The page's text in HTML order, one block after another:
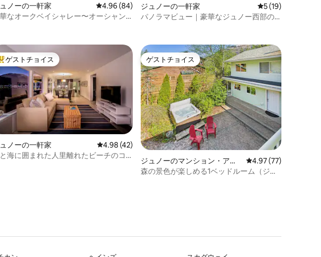
、5つ星中5つ星の平均評価
ノーの一軒家 レビュー84件、5つ星中4.96つ星の平均評価
4.96 (84)
なオークベイシャレー〜オーシャン
ジュノーの一軒家 レビュー19件、5
5 (19)
パノラマビュー｜豪華なジュノー西部の
、5つ星中5つ星の平均評価
好評のゲストチョイスです。
ゲストチョイス
ノーの一軒家 レビュー42件、5つ星中4.98つ星の平均評価
4.98 (42)
海に囲まれた人里離れたビーチのコ
ゲストチョイス
ゲストチョイス
ジュノーのマンション・アパ
ート
レビュー77件、5つ
4.97 (77)
森の景色が楽しめる1ベッドルーム（ジャ